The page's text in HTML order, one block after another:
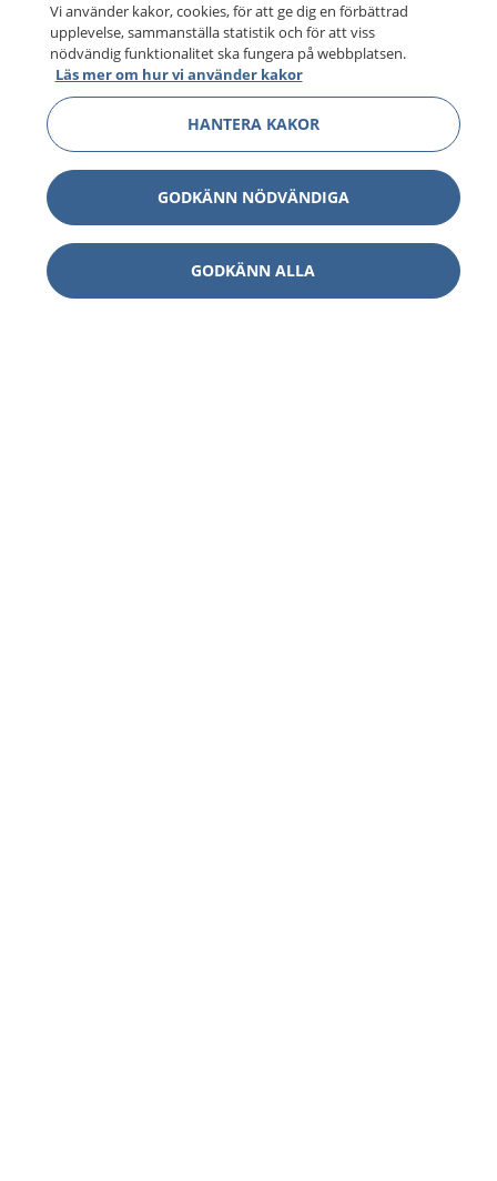
Vi använder kakor, cookies, för att ge dig en förbättrad
upplevelse, sammanställa statistik och för att viss
nödvändig funktionalitet ska fungera på webbplatsen.
Läs mer om hur vi använder kakor
HANTERA KAKOR
GODKÄNN NÖDVÄNDIGA
GODKÄNN ALLA